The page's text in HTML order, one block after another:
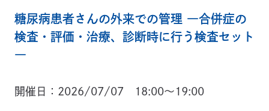
糖尿病患者さんの外来での管理 ―合併症の
検査・評価・治療、診断時に行う検査セット
―
開催日 2026/07/07 18:00～19:00